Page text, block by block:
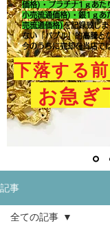
価格)・プラチナ1ｇあた
小売流通価格)・銀1ｇあ
売流通価格)を記録致し
ない「バブル」的高騰と
今のうちに売却を当店で
下落する
お急ぎ
記事
全ての記事